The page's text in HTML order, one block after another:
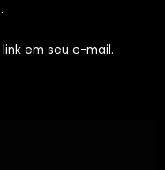
em seu e-mail.